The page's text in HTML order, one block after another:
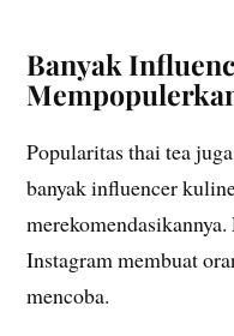
Banyak
Popularitas thai tea
banyak influencer
Instagram membuat
mencoba.